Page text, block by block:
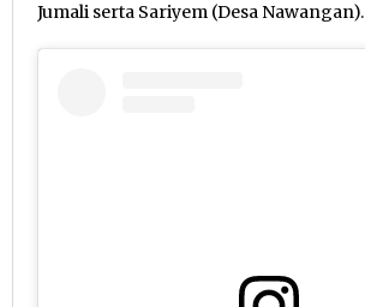
Jumali serta Sariyem (Desa Nawangan).